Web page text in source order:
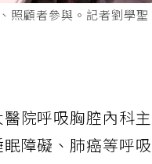
照顧者參與。記者劉學聖
院呼吸胸腔內科主
障礙、肺癌等呼吸